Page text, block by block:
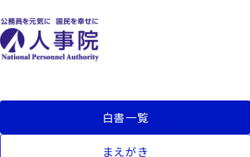
白書一覧
まえがき